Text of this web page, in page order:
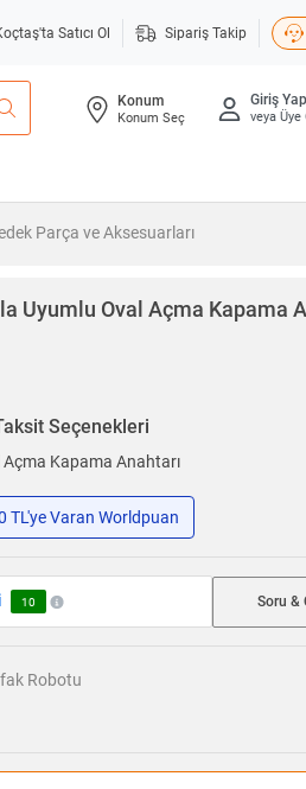
Satıcı Ol Sipariş Takip
Konum
Konum Seç
Giriş Yap
veya Üye
Parça ve Aksesuarları
Uyumlu Oval Açma Kapama
Seçenekleri
Kapama Anahtarı
TL'ye Varan Worldpuan
10 Soru &
Robotu